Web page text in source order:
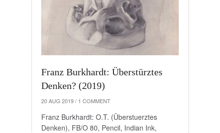
Franz Burkhardt: Überstürztes
Denken? (2019)
20 AUG 2019 / 1 COMMENT
Franz Burkhardt: O.T. (Überstuerztes
Denken), FB/O 80, Pencil, Indian Ink,